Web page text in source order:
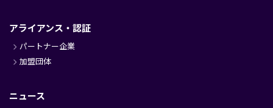
アライアンス・認証
パートナー企業
加盟団体
ニュース